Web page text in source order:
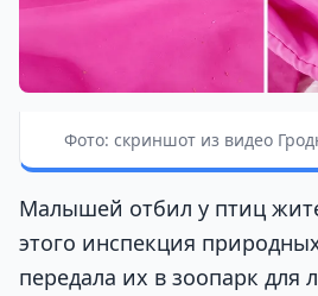
Фото: скриншот из видео
Малышей отбил у птиц
этого инспекция
передала их в зоопарк для